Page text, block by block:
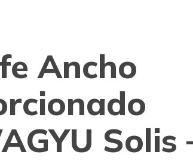
Ancho
Solis